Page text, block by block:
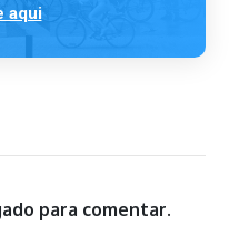
aqui
para comentar.